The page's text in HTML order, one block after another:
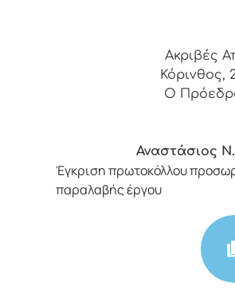
Ακριβές
Κόρινθος,
Ο
Αναστάσιος
Έγκριση πρωτοκόλλου
παραλαβής έργου